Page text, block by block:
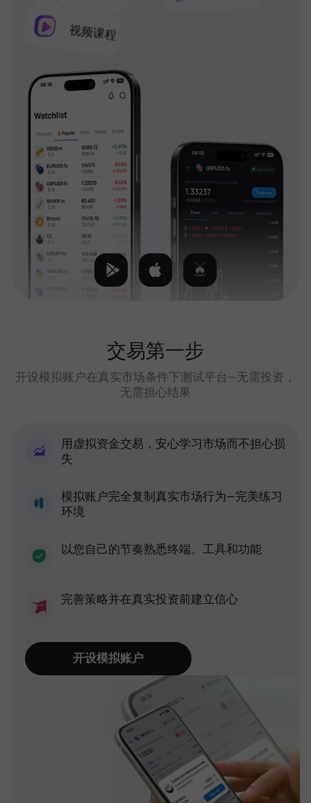
视频课程
交易第一步
开设模拟账户在真实市场条件下测试平台—无需投资，
无需担心结果
用虚拟资金交易，安心学习市场而不担心损
失
模拟账户完全复制真实市场行为—完美练习
环境
以您自己的节奏熟悉终端、工具和功能
完善策略并在真实投资前建立信心
开设模拟账户